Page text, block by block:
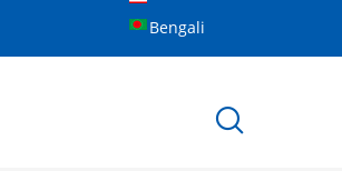
Bengali